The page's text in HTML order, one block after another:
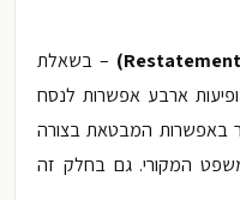
) – בשאלת
ארבע אפשרות לנסח
באפשרות המבטאת בצורה
המקורי. גם בחלק זה